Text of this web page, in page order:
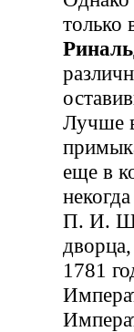
только
Лучше
еще в
П. И.
1781